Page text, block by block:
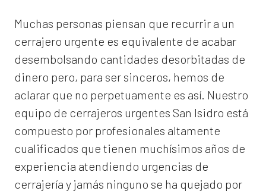
Muchas personas piensan que recurrir a un
cerrajero urgente es equivalente de acabar
desembolsando cantidades desorbitadas de
dinero pero, para ser sinceros, hemos de
aclarar que no perpetuamente es así. Nuestro
equipo de cerrajeros urgentes San Isidro está
compuesto por profesionales altamente
cualificados que tienen muchísimos años de
experiencia atendiendo urgencias de
cerrajería y jamás ninguno se ha quejado por